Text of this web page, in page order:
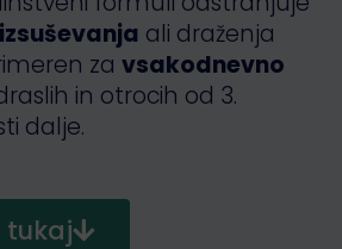
ali draženja
za vsakodnevno
in otrocih od 3.
dalje.
tukaj